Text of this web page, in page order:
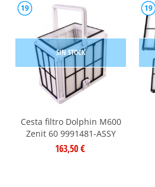
19
SIN STOCK
Cesta filtro Dolphin M600
Zenit 60 9991481-ASSY
163,50 €
19